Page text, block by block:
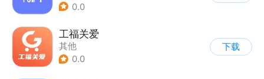
0.0
工福关爱
其他
0.0
下载